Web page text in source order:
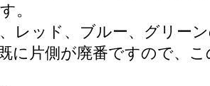
。
レッド、ブルー、グリー
に片側が廃番ですので、